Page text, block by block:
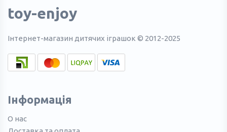
toy-enjoy
Інтернет-магазин дитячих іграшок © 2012-2025
Інформація
О нас